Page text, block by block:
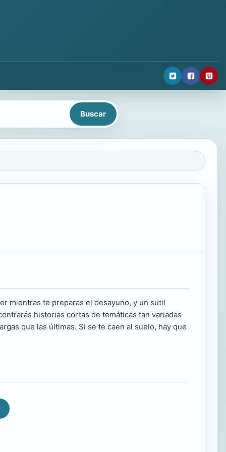
mientras te preparas el desayuno, y un sutil
historias cortas de temáticas tan variadas
que las últimas. Si se te caen al suelo, hay que